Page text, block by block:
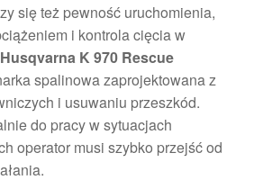
się też pewność uruchomienia,
i kontrola cięcia w
Husqvarna K 970 Rescue
spalinowa zaprojektowana z
i usuwaniu przeszkód.
do pracy w sytuacjach
operator musi szybko przejść od